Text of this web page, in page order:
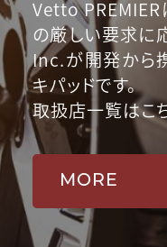
Vetto PREMIER
の厳しい要求に
Inc.が開発から
キパッドです。
取扱店一覧はこ
MORE